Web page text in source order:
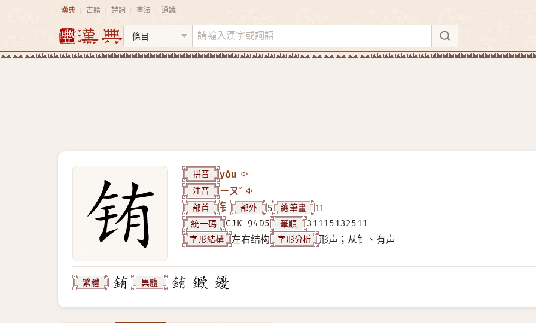
漢典 古籍 詩詞 書法 通識
拼音 yǒu
注音 ㄧㄡˇ
部首 钅 部外 5 總筆畫 11
統一碼 CJK 94D5 筆順 31115132511
字形結構 左右结构 字形分析 形声；从钅、有声
繁體 異體